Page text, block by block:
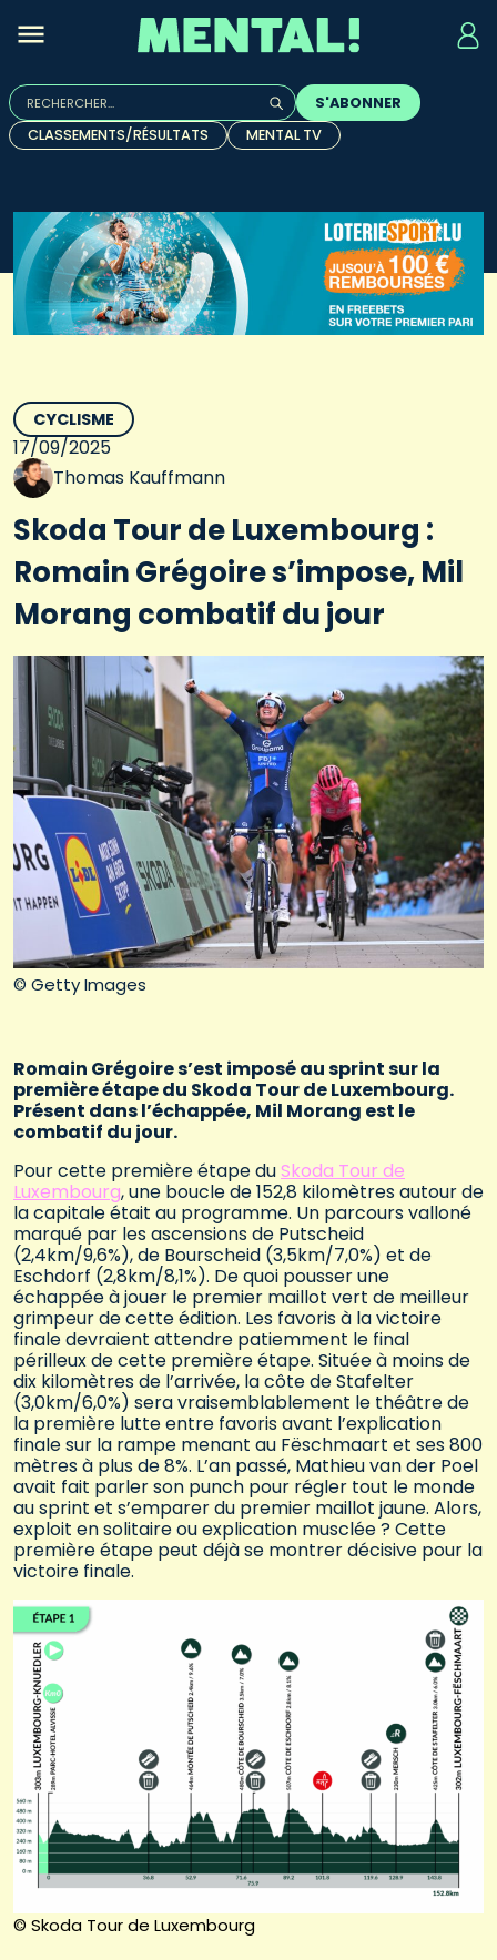
Rechercher :
Quand les résultats de l'auto-complétion sont
S'ABONNER
CLASSEMENTS/RÉSULTATS
MENTAL TV
© Getty Images
CYCLISME
17/09/2025
Thomas Kauffmann
Skoda Tour de Luxembourg :
Romain Grégoire s’impose, Mil
Morang combatif du jour
Romain Grégoire s’est imposé au sprint sur la
première étape du Skoda Tour de Luxembourg.
Présent dans l’échappée, Mil Morang est le
combatif du jour.
Pour cette première étape duSkoda Tour de
Luxembourg, une boucle de 152,8 kilomètres autour de
la capitale était au programme. Un parcours valloné
marqué par les ascensions de Putscheid
(2,4km/9,6%), de Bourscheid (3,5km/7,0%) et de
Eschdorf (2,8km/8,1%). De quoi pousser une
échappée à jouer le premier maillot vert de meilleur
grimpeur de cette édition. Les favoris à la victoire
finale devraient attendre patiemment le final
périlleux de cette première étape. Située à moins de
dix kilomètres de l’arrivée, la côte de Stafelter
(3,0km/6,0%) sera vraisemblablement le théâtre de
la première lutte entre favoris avant l’explication
finale sur la rampe menant au Fëschmaart et ses 800
mètres à plus de 8%. L’an passé, Mathieu van der Poel
avait fait parler son punch pour régler tout le monde
au sprint et s’emparer du premier maillot jaune. Alors,
exploit en solitaire ou explication musclée ? Cette
première étape peut déjà se montrer décisive pour la
victoire finale.
© Skoda Tour de Luxembourg